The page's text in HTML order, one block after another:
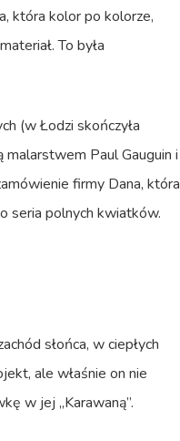
która kolor po kolorze,
To była
(w Łodzi skończyła
malarstwem Paul Gauguin i
firmy Dana, która
seria polnych kwiatków.
słońca, w ciepłych
ale właśnie on nie
w jej „Karawaną”.